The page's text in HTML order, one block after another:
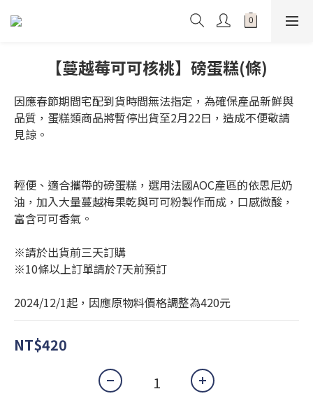
【蔓越莓可可核桃】磅蛋糕(條)
因應春節期間宅配到貨時間無法指定，為確保產品新鮮與
品質，蛋糕類商品將暫停出貨至2月22日，造成不便敬請
見諒。
輕便、適合攜帶的磅蛋糕，選用法國AOC產區的依思尼奶
油，加入大量蔓越梅果乾與可可粉製作而成，口感微酸，
富含可可香氣。
※請於出貨前三天訂購
※10條以上訂單請於7天前預訂
2024/12/1起，因應原物料價格調整為420元
NT$420